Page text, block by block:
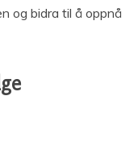
og bidra til å oppnå